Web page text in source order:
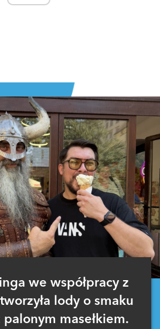
we współpracy z
lody o smaku
masełkiem.